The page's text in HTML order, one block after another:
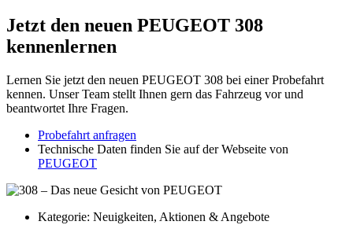
Jetzt den neuen PEUGEOT 308
kennenlernen
Lernen Sie jetzt den neuen PEUGEOT 308 bei einer Probefahrt
kennen. Unser Team stellt Ihnen gern das Fahrzeug vor und
beantwortet Ihre Fragen.
Probefahrt anfragen
Technische Daten finden Sie auf der Webseite von
PEUGEOT
Kategorie: Neuigkeiten, Aktionen & Angebote